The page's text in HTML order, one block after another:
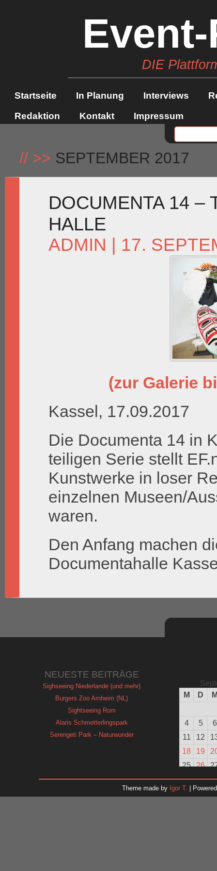
DIE
Startseite In Planung Interviews
Redaktion
Kontakt Impressum
// >> SEPTEMBER 2017
DOCUMENTA 14 –
HALLE
ADMIN | 17.
(zur Galerie
Kassel, 17.09.2017
Die Documenta 14 in
teiligen Serie stellt
Kunstwerke in loser
einzelnen Museen/
waren.
Den Anfang machen
Documentahalle
NEUESTE BEITRÄGE
Sighseeing Niederlande (und mehr)
Burgers Zoo Arnheim (NL)
Sightseeing Rom
Alaris Schmetterlingspark
Serengeti Park – Naturwunder
M
D
4 5
6
11
12
18
19
25
26
Theme made by Igor T. |